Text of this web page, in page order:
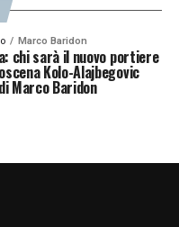
Marco Baridon
chi sarà il nuovo portiere
Kolo-Alajbegovic
Marco Baridon